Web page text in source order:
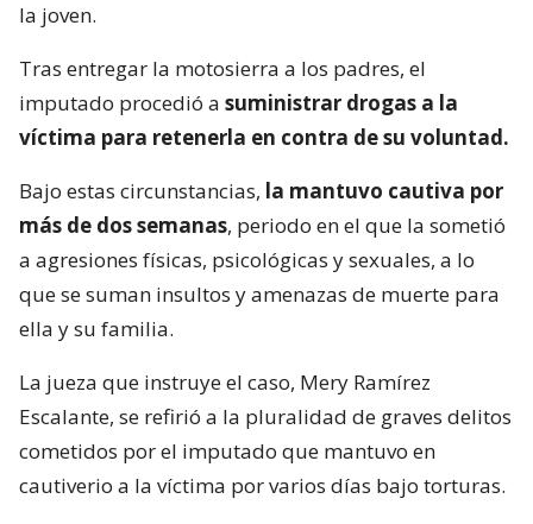
la joven.
Tras entregar la motosierra a los padres, el
imputado procedió a suministrar drogas a la
víctima para retenerla en contra de su voluntad.
Bajo estas circunstancias, la mantuvo cautiva por
más de dos semanas, periodo en el que la sometió
a agresiones físicas, psicológicas y sexuales, a lo
que se suman insultos y amenazas de muerte para
ella y su familia.
La jueza que instruye el caso, Mery Ramírez
Escalante, se refirió a la pluralidad de graves delitos
cometidos por el imputado que mantuvo en
cautiverio a la víctima por varios días bajo torturas.